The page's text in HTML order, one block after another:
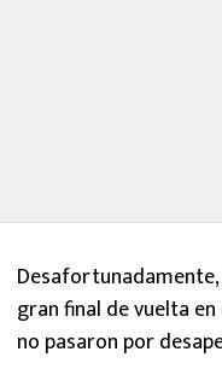
gran final de vuelta en
no pasaron por